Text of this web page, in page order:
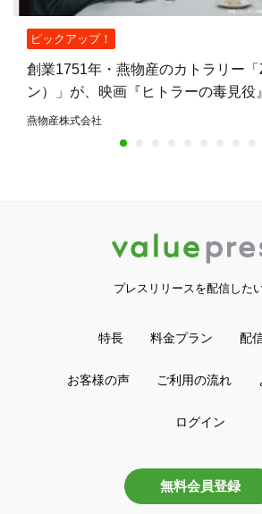
ピックアップ！
創業1751年・燕物産のカトラリー
ン）」が、映画『ヒトラーの毒見役
裁者』W鑑賞キャンペーンの賞品
燕物産株式会社
プレスリリースを配信した
特長 料金プラン 配
お客様の声 ご利用の流れ
ログイン
無料会員登録